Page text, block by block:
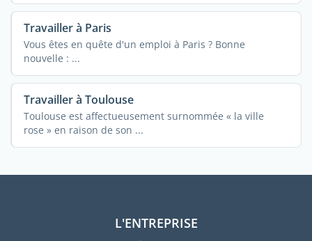
Travailler à Paris
Vous êtes en quête d'un emploi à Paris ? Bonne
nouvelle : ...
Travailler à Toulouse
Toulouse est affectueusement surnommée « la ville
rose » en raison de son ...
L'ENTREPRISE